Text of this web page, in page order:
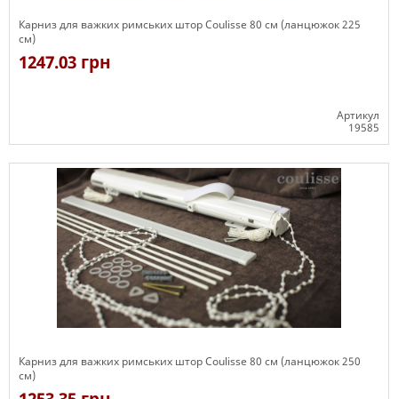
Карниз для важких римських штор Coulisse 80 см (ланцюжок 225
см)
1247.03 грн
Артикул
19585
Карниз для важких римських штор Coulisse 80 см (ланцюжок 250
см)